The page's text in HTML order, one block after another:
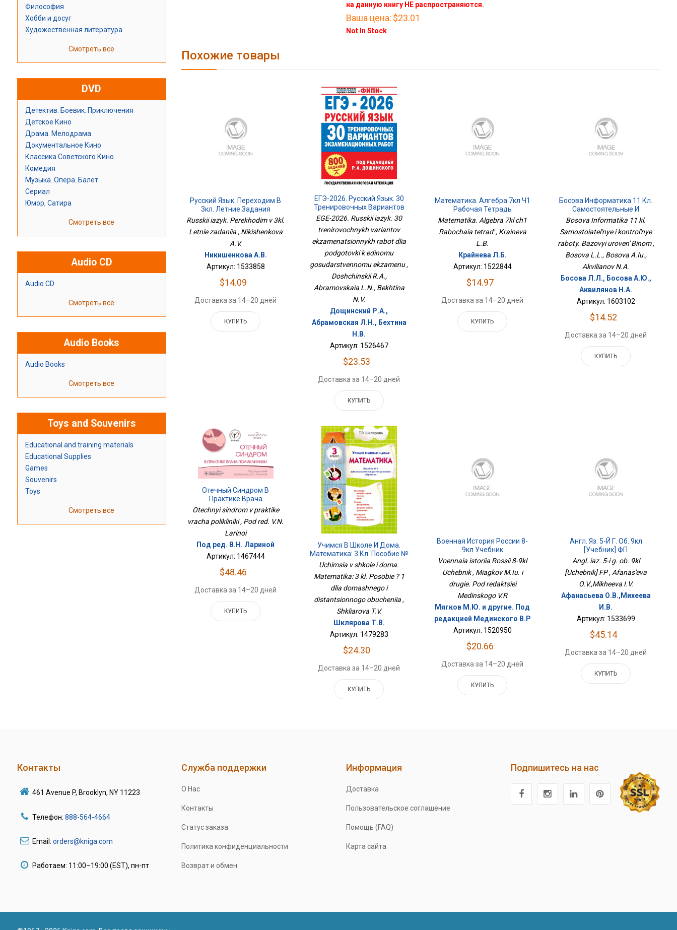
Философия
Хобби и досуг
Художественная литература
Смотреть все
DVD
Детектив. Боевик. Приключения
Детское Кино
Драма. Мелодрама
Документальное Кино
Классика Советского Кино
Комедия
Музыка. Опера. Балет
Сериал
Юмор, Сатира
Смотреть все
Audio CD
Audio CD
Смотреть все
Audio Books
Audio Books
Смотреть все
Toys and Souvenirs
Educational and training materials
Educational Supplies
Games
Souvenirs
Toys
Смотреть все
на данную книгу НЕ распространяются.
Ваша цена: $23.01
Not In Stock
Похожие товары
Русский Язык. Переходим В
3кл. Летние Задания
Russkii iazyk. Perekhodim v 3kl.
Letnie zadaniia , Nikishenkova
A.V.
Никишенкова А.В.
Артикул: 1533858
$14.09
Доставка за 14–20 дней
КУПИТЬ
ЕГЭ-2026. Русский Язык. 30
Тренировочных Вариантов
Экзаменационных Работ
Для Подготовки К Единому
Государственному Экзамену
EGE-2026. Russkii iazyk. 30
trenirovochnykh variantov
ekzamenatsionnykh rabot dlia
podgotovki k edinomu
gosudarstvennomu ekzamenu ,
Doshchinskii R.A.,
Abramovskaia L.N., Bekhtina
N.V.
Дощинский Р.А.,
Абрамовская Л.Н., Бехтина
Н.В.
Артикул: 1526467
$23.53
Доставка за 14–20 дней
КУПИТЬ
Математика. Алгебра 7кл Ч1
Рабочая Тетрадь
Matematika. Algebra 7kl ch1
Rabochaia tetrad' , Kraineva
L.B.
Крайнева Л.Б.
Артикул: 1522844
$14.97
Доставка за 14–20 дней
КУПИТЬ
Босова Информатика 11 Кл.
Самостоятельные И
Контрольные Работы.
Bosova Informatika 11 kl.
Samostoiatel'nye i kontrol'nye
raboty. Bazovyi uroven' Binom ,
Bosova L.L., Bosova A.Iu.,
Akvilianov N.A.
Босова Л.Л., Босова А.Ю.,
Аквилянов Н.А.
Артикул: 1603102
$14.52
Доставка за 14–20 дней
КУПИТЬ
Отечный Синдром В
Практике Врача
Поликлиники
Otechnyi sindrom v praktike
vracha polikliniki , Pod red. V.N.
Larinoi
Под ред. В.Н. Лариной
Артикул: 1467444
$48.46
Доставка за 14–20 дней
КУПИТЬ
Учимся В Школе И Дома.
Математика: 3 Кл. Пособие №
1 Для Домашнего И
Uchimsia v shkole i doma.
Matematika: 3 kl. Posobie ? 1
dlia domashnego i
distantsionnogo obucheniia ,
Shkliarova T.V.
Шклярова Т.В.
Артикул: 1479283
$24.30
Доставка за 14–20 дней
КУПИТЬ
Военная История России 8-
9кл Учебник
Voennaia istoriia Rossii 8-9kl
Uchebnik , Miagkov M.Iu. i
drugie. Pod redaktsiei
Medinskogo V.R
Мягков М.Ю. и другие. Под
редакцией Мединского В.Р
Артикул: 1520950
$20.66
Доставка за 14–20 дней
КУПИТЬ
Англ. Яз. 5-Й Г. Об. 9кл
[Учебник] ФП
Angl. iaz. 5-i g. ob. 9kl
[Uchebnik] FP , Afanas'eva
O.V.,Mikheeva I.V.
Афанасьева О.В.,Михеева
И.В.
Артикул: 1533699
$45.14
Доставка за 14–20 дней
КУПИТЬ
Контакты
461 Avenue P, Brooklyn, NY 11223
Телефон: 888-564-4664
Email: orders@kniga.com
Работаем: 11:00–19:00 (EST), пн-пт
Служба поддержки
О Нас
Контакты
Статус заказа
Политика конфиденциальности
Возврат и обмен
Информация
Доставка
Пользовательское соглашение
Помощь (FAQ)
Карта сайта
Подпишитесь на нас